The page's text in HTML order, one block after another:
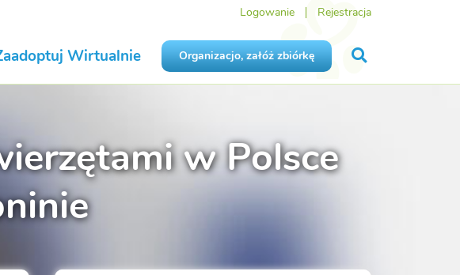
Logowanie Rejestracja
Wirtualnie Organizacjo, załóż zbiórkę
w Polsce